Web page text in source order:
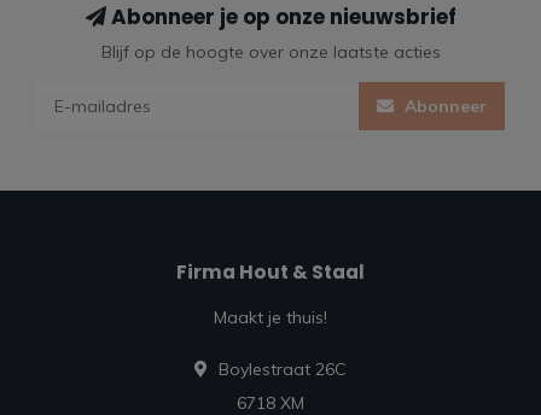
Abonneer je op onze nieuwsbrief
Blijf op de hoogte over onze laatste acties
Abonneer
Firma Hout & Staal
Maakt je thuis!
Boylestraat 26C
6718 XM